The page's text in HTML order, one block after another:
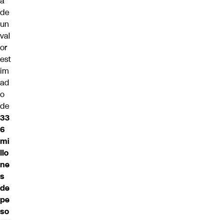
de
un
val
or
est
im
ad
o
de
33
6
mi
llo
ne
s
de
pe
so